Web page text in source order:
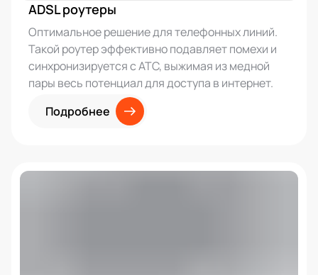
ADSL роутеры
Оптимальное решение для телефонных линий.
Такой роутер эффективно подавляет помехи и
синхронизируется с АТС, выжимая из медной
пары весь потенциал для доступа в интернет.
Подробнее